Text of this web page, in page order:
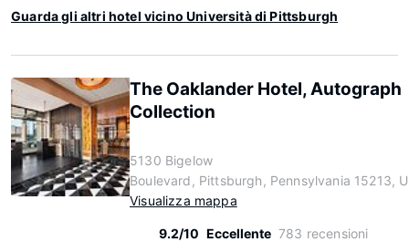
Guarda gli altri hotel vicino Università di Pittsburgh
The Oaklander Hotel, Autograph
Collection
5130 Bigelow
Boulevard, Pittsburgh, Pennsylvania 15213,
Visualizza mappa
9.2/10 Eccellente 783 recensioni